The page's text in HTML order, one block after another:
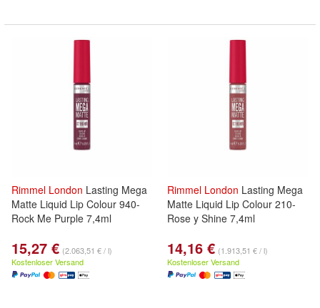
Rimmel London Lasting Mega
Matte Liquid Lip Colour 940-
Rock Me Purple 7,4ml
15,27 € (2.063,51 € / l)
Kostenloser Versand
Rimmel London Lasting Mega
Matte Liquid Lip Colour 210-
Rose y Shine 7,4ml
14,16 € (1.913,51 € / l)
Kostenloser Versand